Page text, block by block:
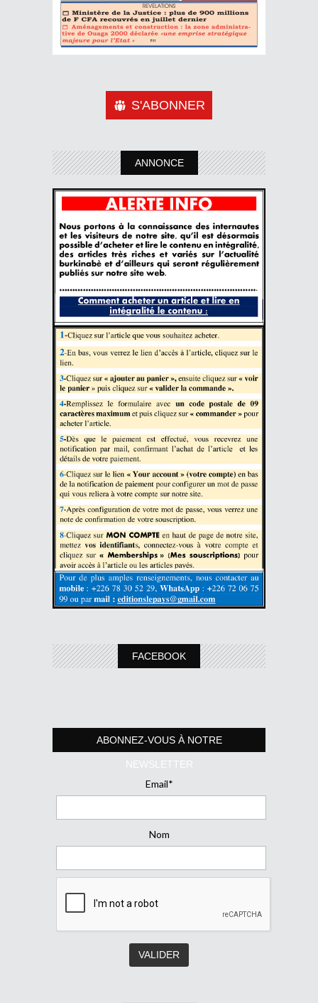
S'ABONNER
ANNONCE
FACEBOOK
ABONNEZ-VOUS À NOTRE
NEWSLETTER
Email*
Nom